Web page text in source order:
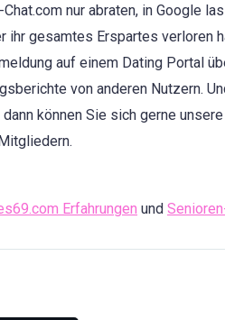
nur abraten, in Google
ihr gesamtes Erspartes verloren
auf einem Dating Portal
von anderen Nutzern.
können Sie sich gerne
Erfahrungen und